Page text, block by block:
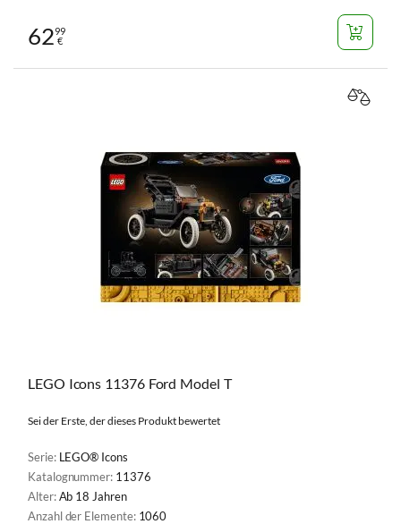
6299
€
LEGO Icons 11376 Ford Model T
Sei der Erste, der dieses Produkt bewertet
Serie: LEGO® Icons
Katalognummer: 11376
Alter:Ab 18 Jahren
Anzahl der Elemente: 1060